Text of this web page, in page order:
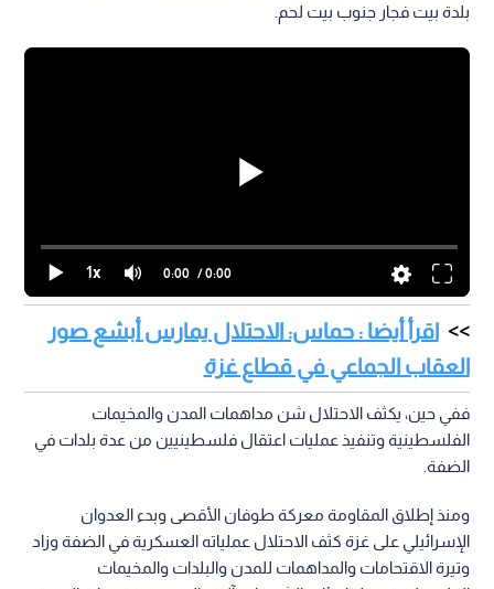
بلدة بيت فجار جنوب بيت لحم.
1x 0:00 / 0:00
اقرأ أيضا : حماس: الاحتلال يمارس أبشع صور
العقاب الجماعي في قطاع غزة
ففي حين، يكثف الاحتلال شن مداهمات المدن والمخيمات
الفلسطينية وتنفيذ عمليات اعتقال فلسطينيين من عدة بلدات في
الضفة.
ومنذ إطلاق المقاومة معركة طوفان الأقصى وبدء العدوان
الإسرائيلي على غزة كثف الاحتلال عملياته العسكرية في الضفة وزاد
وتيرة الاقتحامات والمداهمات للمدن والبلدات والمخيمات